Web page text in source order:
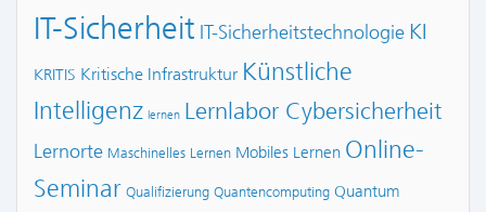
IT-Sicherheit IT-Sicherheitstechnologie KI
KRITIS Kritische Infrastruktur Künstliche
Intelligenz lernen Lernlabor Cybersicherheit
Lernorte Maschinelles Lernen Mobiles Lernen Online-
Seminar Qualifizierung Quantencomputing Quantum